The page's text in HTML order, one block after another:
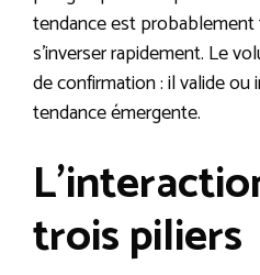
tendance est
s’inverser rapidement. Le
de confirmation : il valide ou
tendance émergente.
trois piliers